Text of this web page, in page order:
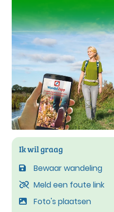
Ik wil graag
Bewaar wandeling
Meld een foute link
Foto's plaatsen